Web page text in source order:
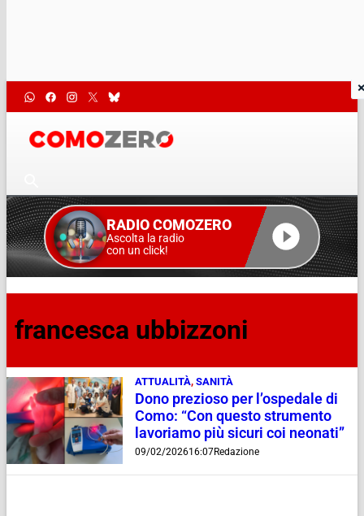
RADIO COMOZERO
Ascolta la radio
con un click!
francesca ubbizzoni
ATTUALITÀ, SANITÀ
Dono prezioso per l’ospedale di
Como: “Con questo strumento
lavoriamo più sicuri coi neonati”
09/02/202616:07Redazione